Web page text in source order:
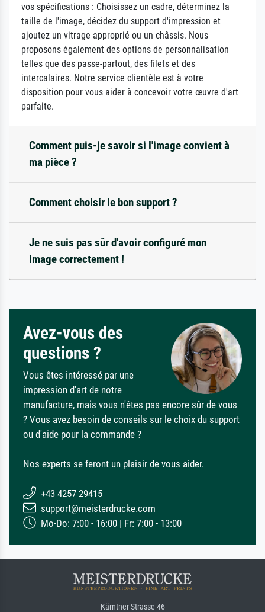
vos spécifications : Choisissez un cadre, déterminez la
taille de l'image, décidez du support d'impression et
ajoutez un vitrage approprié ou un châssis. Nous
proposons également des options de personnalisation
telles que des passe-partout, des filets et des
intercalaires. Notre service clientèle est à votre
disposition pour vous aider à concevoir votre œuvre d'art
parfaite.
Comment puis-je savoir si l'image convient à
ma pièce ?
Comment choisir le bon support ?
Je ne suis pas sûr d'avoir configuré mon
image correctement !
Avez-vous des
questions ?
Vous êtes intéressé par une
impression d'art de notre
manufacture, mais vous n'êtes pas encore sûr de vous
? Vous avez besoin de conseils sur le choix du support
ou d'aide pour la commande ?
Nos experts se feront un plaisir de vous aider.
+43 4257 29415
support@meisterdrucke.com
Mo-Do: 7:00 - 16:00 | Fr: 7:00 - 13:00
Kärntner Strasse 46